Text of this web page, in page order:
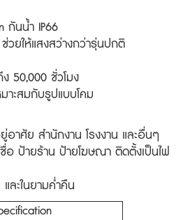
กันน้ำ IP66
วยให้แสงสว่างกว่ารุ่นปกติ
50,000 ชั่วโมง
าะสมกับรูปแบบโคม
อาศัย สำนักงาน โรงงาน และอื่นๆ
อ ป้ายร้าน ป้ายโฆษณา ติดตั้งเป็นไฟ
ละในยามค่ำคืน